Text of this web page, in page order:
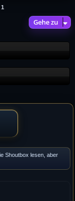
1
Gehe zu
Shoutbox lesen, aber